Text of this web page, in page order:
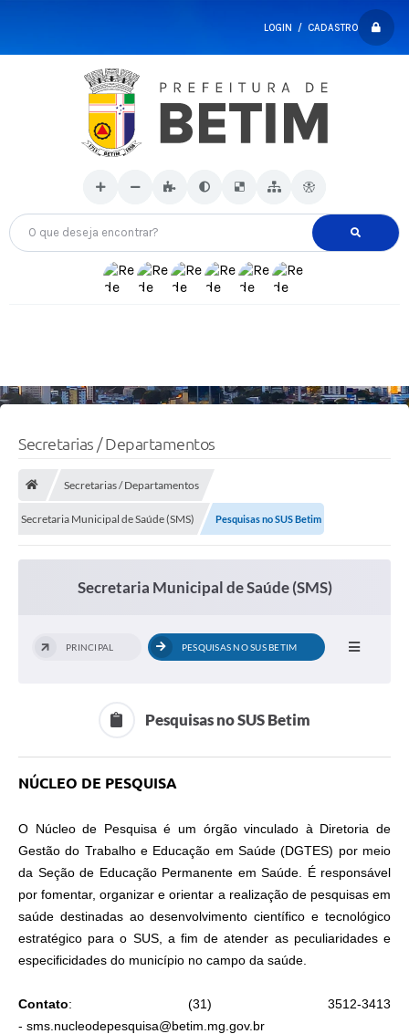
LOGIN / CADASTRO
O que deseja encontrar?
Secretarias / Departamentos
Secretarias / Departamentos
Secretaria Municipal de Saúde (SMS) Pesquisas no SUS Betim
Secretaria Municipal de Saúde (SMS)
PRINCIPAL PESQUISAS NO SUS BETIM
Pesquisas no SUS Betim
NÚCLEO DE PESQUISA
O Núcleo de Pesquisa é um órgão vinculado à Diretoria de
Gestão do Trabalho e Educação em Saúde (DGTES) por meio
da Seção de Educação Permanente em Saúde. É responsável
por fomentar, organizar e orientar a realização de pesquisas em
saúde destinadas ao desenvolvimento científico e tecnológico
estratégico para o SUS, a fim de atender as peculiaridades e
especificidades do município no campo da saúde.
Contato: (31) 3512-3413
- sms.nucleodepesquisa@betim.mg.gov.br